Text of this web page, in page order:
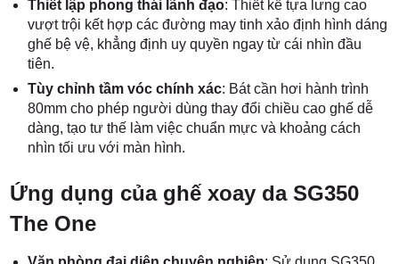
Thiết lập phong thái lãnh đạo: Thiết kế tựa lưng cao
vượt trội kết hợp các đường may tinh xảo định hình dáng
ghế bệ vệ, khẳng định uy quyền ngay từ cái nhìn đầu
tiên.
Tùy chỉnh tầm vóc chính xác: Bát cần hơi hành trình
80mm cho phép người dùng thay đổi chiều cao ghế dễ
dàng, tạo tư thế làm việc chuẩn mực và khoảng cách
nhìn tối ưu với màn hình.
Ứng dụng của ghế xoay da SG350
The One